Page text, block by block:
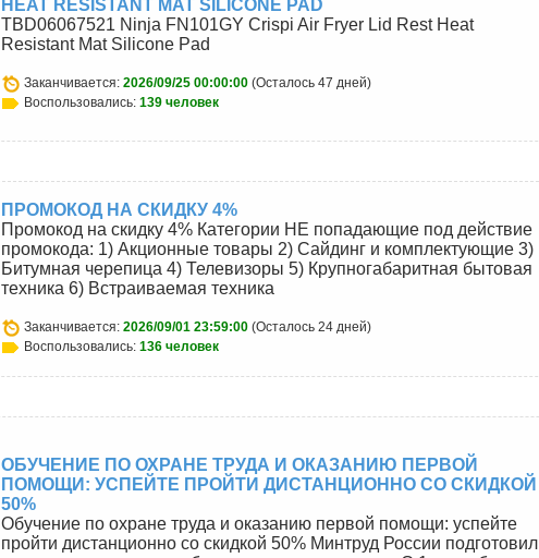
HEAT RESISTANT MAT SILICONE PAD
TBD06067521 Ninja FN101GY Crispi Air Fryer Lid Rest Heat
Resistant Mat Silicone Pad
Заканчивается: 2026/09/25 00:00:00 (Осталось 47 дней)
Воспользовались: 139 человек
ПРОМОКОД НА СКИДКУ 4%
Промокод на скидку 4% Категории НЕ попадающие под действие
промокода: 1) Акционные товары 2) Сайдинг и комплектующие 3)
Битумная черепица 4) Телевизоры 5) Крупногабаритная бытовая
техника 6) Встраиваемая техника
Заканчивается: 2026/09/01 23:59:00 (Осталось 24 дней)
Воспользовались: 136 человек
ОБУЧЕНИЕ ПО ОХРАНЕ ТРУДА И ОКАЗАНИЮ ПЕРВОЙ
ПОМОЩИ: УСПЕЙТЕ ПРОЙТИ ДИСТАНЦИОННО СО СКИДКОЙ
50%
Обучение по охране труда и оказанию первой помощи: успейте
пройти дистанционно со скидкой 50% Минтруд России подготовил